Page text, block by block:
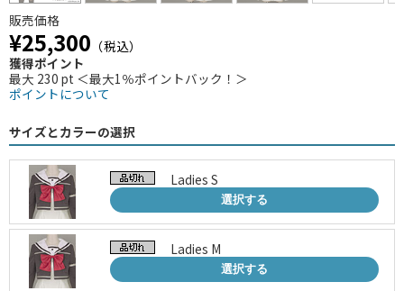
販売価格
¥25,300 （税込）
獲得ポイント
最大 230 pt ＜最大1％ポイントバック！＞
ポイントについて
サイズとカラーの選択
Ladies S
選択する
Ladies M
選択する